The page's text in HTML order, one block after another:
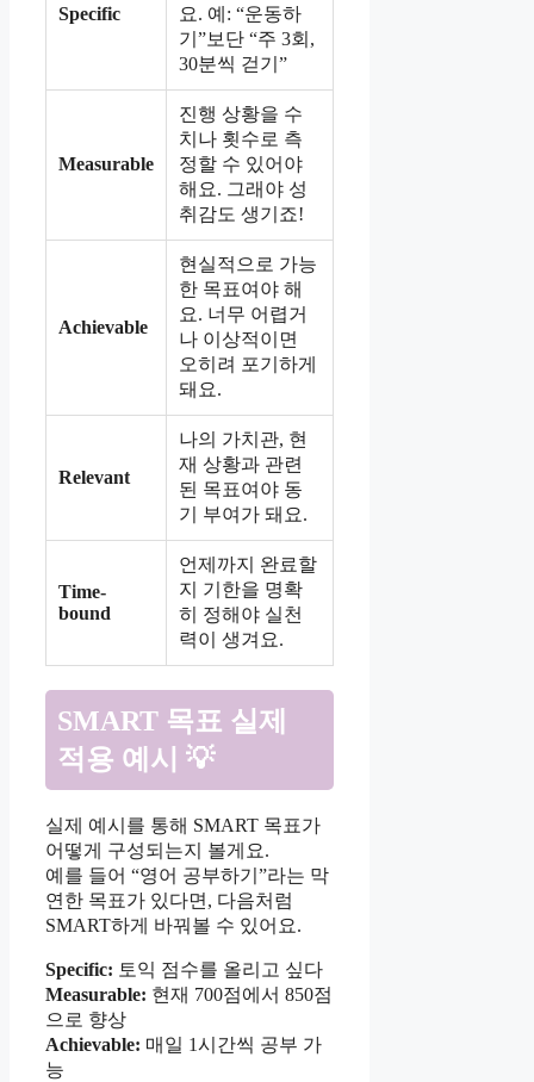
Specific
요. 예: “운동하
기”보단 “주 3회,
30분씩 걷기”
Measurable
진행 상황을 수
치나 횟수로 측
정할 수 있어야
해요. 그래야 성
취감도 생기죠!
Achievable
현실적으로 가능
한 목표여야 해
요. 너무 어렵거
나 이상적이면
오히려 포기하게
돼요.
Relevant
나의 가치관, 현
재 상황과 관련
된 목표여야 동
기 부여가 돼요.
Time-
bound
언제까지 완료할
지 기한을 명확
히 정해야 실천
력이 생겨요.
SMART 목표 실제
적용 예시 💡
실제 예시를 통해 SMART 목표가
어떻게 구성되는지 볼게요.
예를 들어 “영어 공부하기”라는 막
연한 목표가 있다면, 다음처럼
SMART하게 바꿔볼 수 있어요.
Specific: 토익 점수를 올리고 싶다
Measurable: 현재 700점에서 850점
으로 향상
Achievable: 매일 1시간씩 공부 가
능